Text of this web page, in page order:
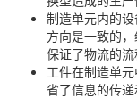
制造单元内的
方向是一致的
保证了物流的流
工件在制造单
省了信息的传递